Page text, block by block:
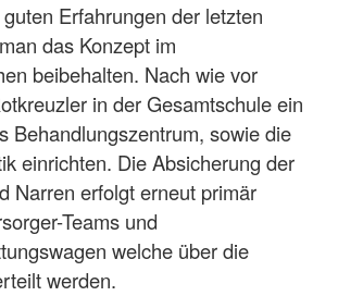
Erfahrungen der letzten
das Konzept im
beibehalten. Nach wie vor
in der Gesamtschule ein
Behandlungszentrum, sowie die
einrichten. Die Absicherung der
Narren erfolgt erneut primär
Teams und
welche über die
werden.